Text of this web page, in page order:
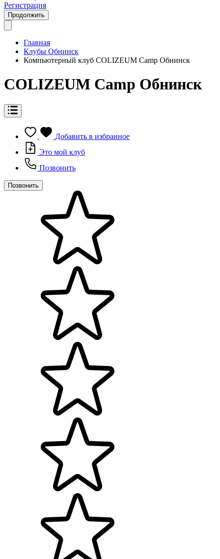
Регистрация
Продолжить
Главная
Клубы Обнинск
Компьютерный клуб COLIZEUM Camp Обнинск
COLIZEUM Camp Обнинск
Добавить в избранное
Это мой клуб
Позвонить
Позвонить